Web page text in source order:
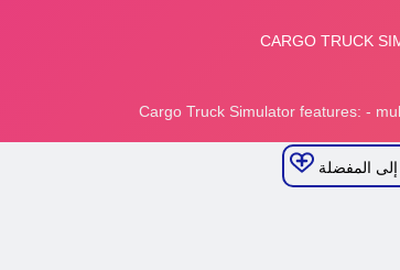
المفضلة